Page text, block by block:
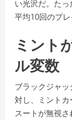
い光沢だ。た
平均10回のプレ
ミント
ル変数
ブラックジャ
対し、ミント
スートが無視さ